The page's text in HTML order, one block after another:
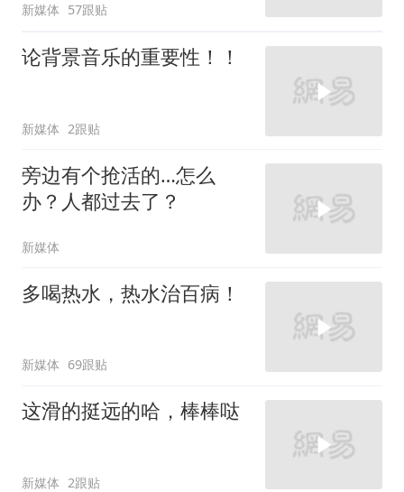
新媒体 57跟贴
论背景音乐的重要性！！
新媒体 2跟贴
旁边有个抢活的…怎么
办？人都过去了？
新媒体
多喝热水，热水治百病！
新媒体 69跟贴
这滑的挺远的哈，棒棒哒
新媒体 2跟贴